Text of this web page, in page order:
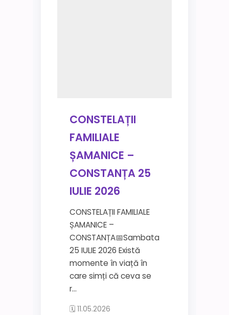
CONSTELAȚII
FAMILIALE
ȘAMANICE –
CONSTANȚA 25
IULIE 2026
CONSTELAȚII FAMILIALE
ȘAMANICE –
CONSTANȚA📅Sambata
25 IULIE 2026 Există
momente în viață în
care simți că ceva se
r...
🗓 11.05.2026